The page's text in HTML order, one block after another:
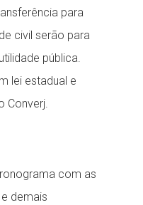
para
civil serão para
pública.
lei estadual e
Converj.
com as
demais